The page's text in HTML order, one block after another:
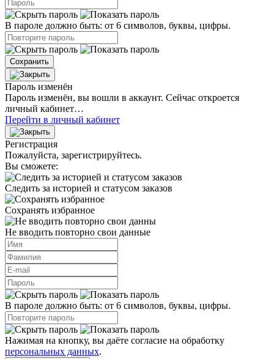
В пароле должно быть: от 6 символов, буквы, цифры.
Сохранить
Пароль изменён
Пароль изменён, вы вошли в аккаунт. Сейчас откроется
личный кабинет…
Перейти в личный кабинет
Регистрация
Пожалуйста, зарегистрируйтесь.
Вы сможете:
Следить за историей и статусом заказов
Сохранять избранное
Не вводить повторно свои данные
В пароле должно быть: от 6 символов, буквы, цифры.
Нажимая на кнопку, вы даёте согласие на обработку
персональных данных.